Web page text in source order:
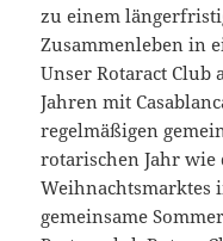
zu einem
Zusammenleben in
Unser Rotaract Club
Jahren mit
regelmäßigen
rotarischen Jahr wie
Weihnachtsmarktes
gemeinsame